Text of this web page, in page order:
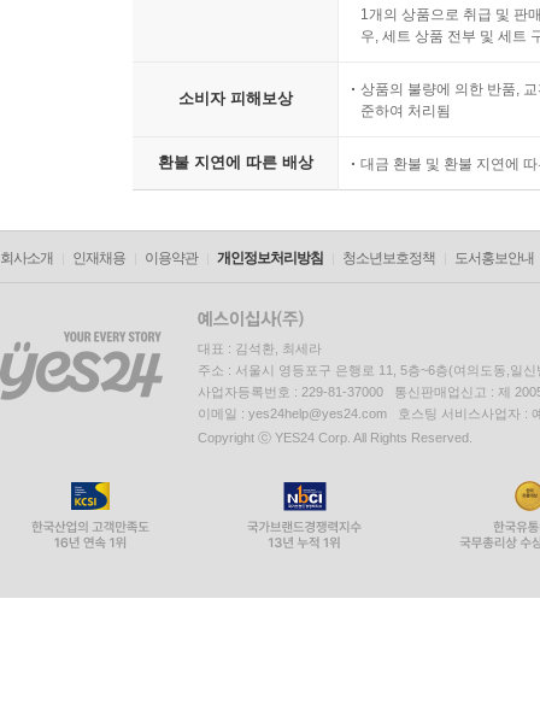
1개의 상품으로 취급 및 판
우, 세트 상품 전부 및 세트
소비자 피해보상
상품의 불량에 의한 반품,
준하여 처리됨
환불 지연에 따른 배상 대금 환불 및 환불 지연에
회사소개 인재채용 이용약관 개인정보처리방침 청소년보호정책 도서홍보안내
대표 : 김석환, 최세라
주소 : 서울시 영등포구 은행로 11, 5층~6층(여의도동,일신
사업자등록번호 : 229-81-37000 통신판매업신고 : 제
이메일 : yes24help@yes24.com 호스팅 서비스사업자 :
Copyright ⓒ YES24 Corp. All Rights Reserved.